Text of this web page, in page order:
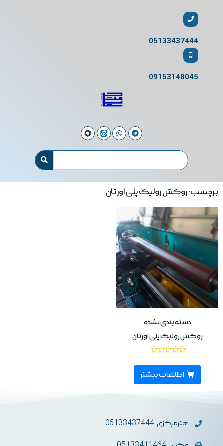
05133437444
09153148045
برچسب: روکش رولیک پلی اورتان
دسته بندی نشده
روکش رولیک پلی اورتان
0
از
5اطلاعات بیشتر
دفترمرکزی : 05133437444